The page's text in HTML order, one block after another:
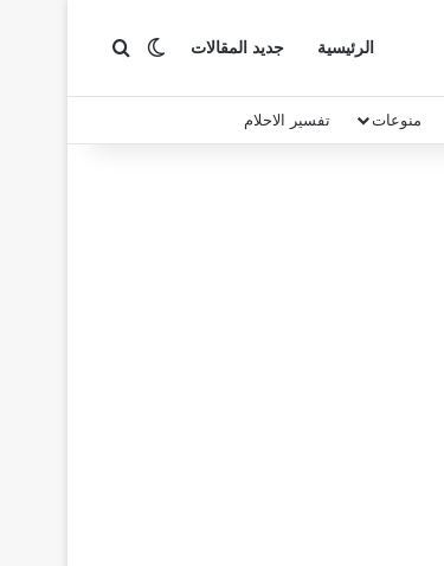
الرئيسية جديد المقالات الوضع المظلم
بحث عن
منوعات تفسير الاحلام